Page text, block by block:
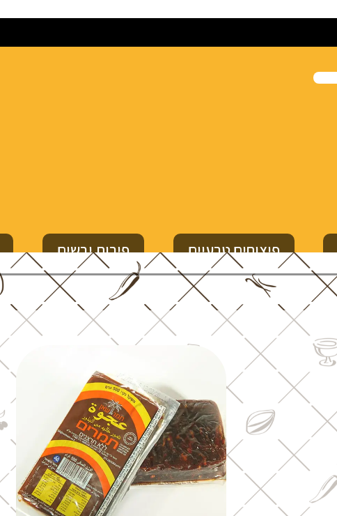
פיצוחים טבעיים פירות יבשים